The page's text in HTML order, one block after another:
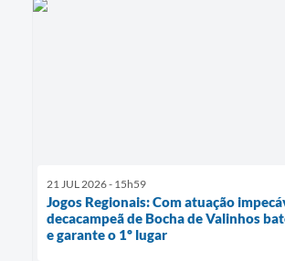
21 JUL 2026 - 15h59
Jogos Regionais: Com atuação
decacampeã de Bocha de Valinhos
e garante o 1º lugar